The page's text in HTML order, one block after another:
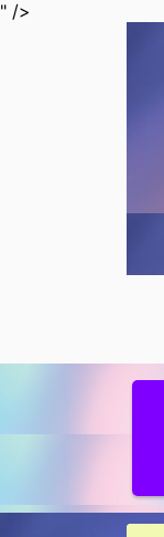
" />